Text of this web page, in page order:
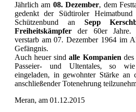
Jährlich am 08. Dezember, dem
gedenkt der Südtiroler
Schützenbund an Sepp
Freiheitskämpferder 60er Jahre.
verstarb am 07. Dezember 1964 im
Gefängnis.
Auch heuer sindalle Kompanien
Passeier- und Ultentales, so
eingeladen, in gewohnter Stärke an
anschließender Totenehrung
Meran, am 01.12.2015